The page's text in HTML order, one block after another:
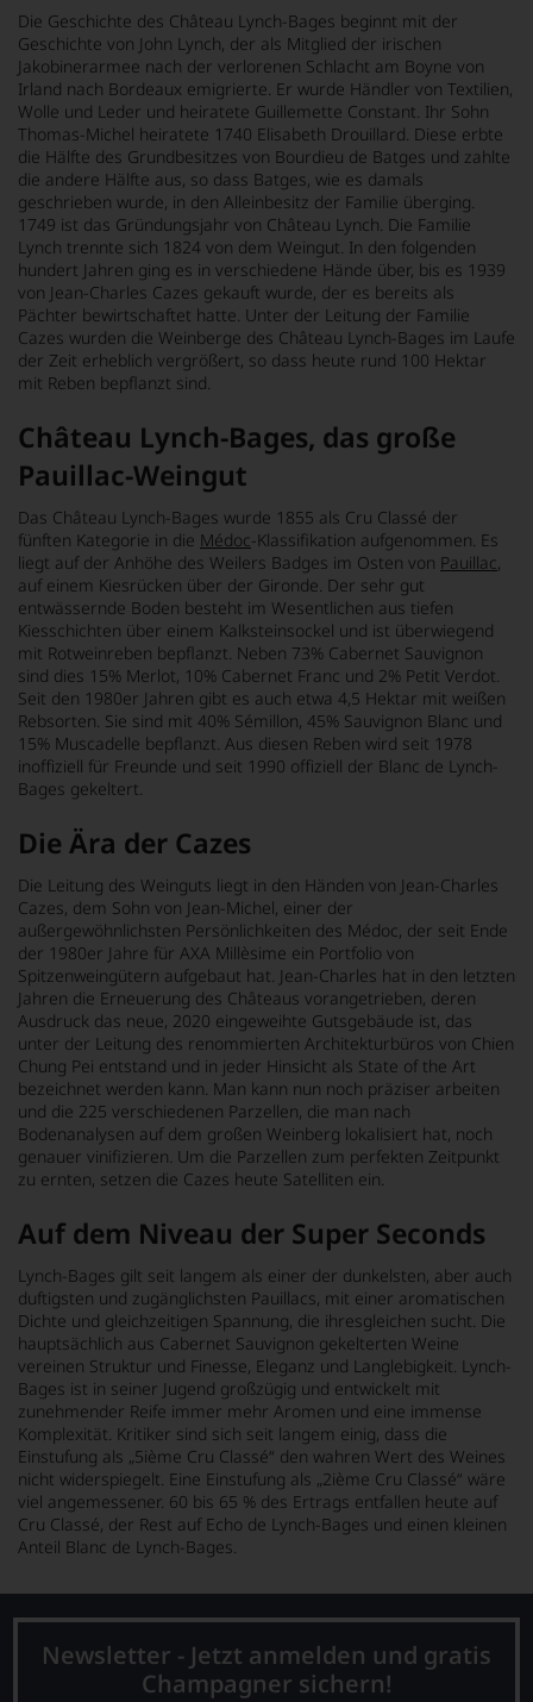
Die Geschichte des Château Lynch-Bages beginnt mit der
Geschichte von John Lynch, der als Mitglied der irischen
Jakobinerarmee nach der verlorenen Schlacht am Boyne von
Irland nach Bordeaux emigrierte. Er wurde Händler von Textilien,
Wolle und Leder und heiratete Guillemette Constant. Ihr Sohn
Thomas-Michel heiratete 1740 Elisabeth Drouillard. Diese erbte
die Hälfte des Grundbesitzes von Bourdieu de Batges und zahlte
die andere Hälfte aus, so dass Batges, wie es damals
geschrieben wurde, in den Alleinbesitz der Familie überging.
1749 ist das Gründungsjahr von Château Lynch. Die Familie
Lynch trennte sich 1824 von dem Weingut. In den folgenden
hundert Jahren ging es in verschiedene Hände über, bis es 1939
von Jean-Charles Cazes gekauft wurde, der es bereits als
Pächter bewirtschaftet hatte. Unter der Leitung der Familie
Cazes wurden die Weinberge des Château Lynch-Bages im Laufe
der Zeit erheblich vergrößert, so dass heute rund 100 Hektar
mit Reben bepflanzt sind.
Château Lynch-Bages, das große
Pauillac-Weingut
Das Château Lynch-Bages wurde 1855 als Cru Classé der
fünften Kategorie in die Médoc-Klassifikation aufgenommen. Es
liegt auf der Anhöhe des Weilers Badges im Osten von Pauillac,
auf einem Kiesrücken über der Gironde. Der sehr gut
entwässernde Boden besteht im Wesentlichen aus tiefen
Kiesschichten über einem Kalksteinsockel und ist überwiegend
mit Rotweinreben bepflanzt. Neben 73% Cabernet Sauvignon
sind dies 15% Merlot, 10% Cabernet Franc und 2% Petit Verdot.
Seit den 1980er Jahren gibt es auch etwa 4,5 Hektar mit weißen
Rebsorten. Sie sind mit 40% Sémillon, 45% Sauvignon Blanc und
15% Muscadelle bepflanzt. Aus diesen Reben wird seit 1978
inoffiziell für Freunde und seit 1990 offiziell der Blanc de Lynch-
Bages gekeltert.
Die Ära der Cazes
Die Leitung des Weinguts liegt in den Händen von Jean-Charles
Cazes, dem Sohn von Jean-Michel, einer der
außergewöhnlichsten Persönlichkeiten des Médoc, der seit Ende
der 1980er Jahre für AXA Millèsime ein Portfolio von
Spitzenweingütern aufgebaut hat. Jean-Charles hat in den letzten
Jahren die Erneuerung des Châteaus vorangetrieben, deren
Ausdruck das neue, 2020 eingeweihte Gutsgebäude ist, das
unter der Leitung des renommierten Architekturbüros von Chien
Chung Pei entstand und in jeder Hinsicht als State of the Art
bezeichnet werden kann. Man kann nun noch präziser arbeiten
und die 225 verschiedenen Parzellen, die man nach
Bodenanalysen auf dem großen Weinberg lokalisiert hat, noch
genauer vinifizieren. Um die Parzellen zum perfekten Zeitpunkt
zu ernten, setzen die Cazes heute Satelliten ein.
Auf dem Niveau der Super Seconds
Lynch-Bages gilt seit langem als einer der dunkelsten, aber auch
duftigsten und zugänglichsten Pauillacs, mit einer aromatischen
Dichte und gleichzeitigen Spannung, die ihresgleichen sucht. Die
hauptsächlich aus Cabernet Sauvignon gekelterten Weine
vereinen Struktur und Finesse, Eleganz und Langlebigkeit. Lynch-
Bages ist in seiner Jugend großzügig und entwickelt mit
zunehmender Reife immer mehr Aromen und eine immense
Komplexität. Kritiker sind sich seit langem einig, dass die
Einstufung als „5ième Cru Classé“ den wahren Wert des Weines
nicht widerspiegelt. Eine Einstufung als „2ième Cru Classé“ wäre
viel angemessener. 60 bis 65 % des Ertrags entfallen heute auf
Cru Classé, der Rest auf Echo de Lynch-Bages und einen kleinen
Anteil Blanc de Lynch-Bages.
Newsletter - Jetzt anmelden und gratis
Champagner sichern!